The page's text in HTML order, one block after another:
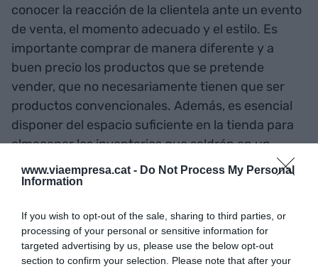
www.viaempresa.cat - Do Not Process My Personal
Information
If you wish to opt-out of the sale, sharing to third parties, or
processing of your personal or sensitive information for
targeted advertising by us, please use the below opt-out
section to confirm your selection. Please note that after your
conocer la reacción de la clientela ante un evento
de venta, el momento adecuado y el estilo. Es
importante comprar de manera diferente y a
buen precio los productos que se pretende
vender, que no necesariamente tienen que ser
productos convencionales. Además, es esencial
disponer del espacio suficiente en la tienda para
almacenar los inventarios que saldrán en un
momento o idear la logística para que el
fabricante envíe la mercancía al domicilio del
lo que hacen los demás. También es fundamental
transformar al personal de la tienda, grande o
pequeña, o de la cadena en presentadores de la